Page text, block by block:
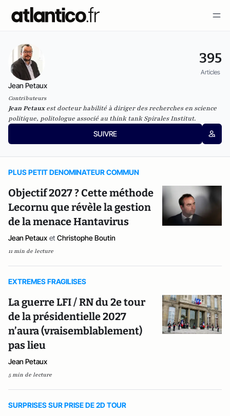
395
Articles
Jean Petaux
Contributeurs
Jean Petauxest docteur habilité à diriger des recherches en science
politique, politologue associé au think tank Spirales Institut.
SUIVRE
PLUS PETIT DENOMINATEUR COMMUN
Objectif 2027 ? Cette méthode
Lecornu que révèle la gestion
de la menace Hantavirus
Jean Petaux et Christophe Boutin
11 min de lecture
EXTREMES FRAGILISES
La guerre LFI / RN du 2e tour
de la présidentielle 2027
n’aura (vraisemblablement)
pas lieu
Jean Petaux
5 min de lecture
SURPRISES SUR PRISE DE 2D TOUR